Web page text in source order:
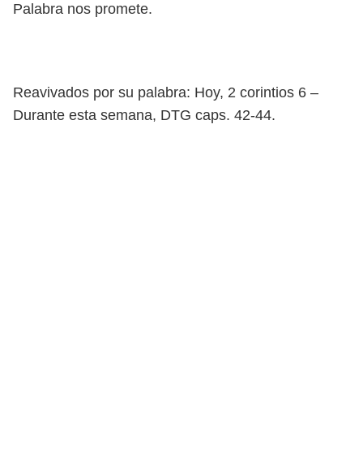
Palabra nos promete.
Reavivados por su palabra: Hoy, 2 corintios 6 –
Durante esta semana, DTG caps. 42-44.